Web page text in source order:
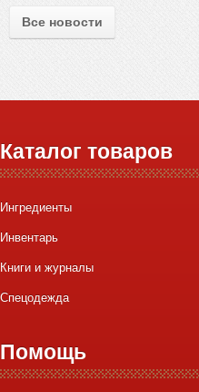
Все новости
Каталог товаров
Ингредиенты
Инвентарь
Книги и журналы
Спецодежда
Помощь